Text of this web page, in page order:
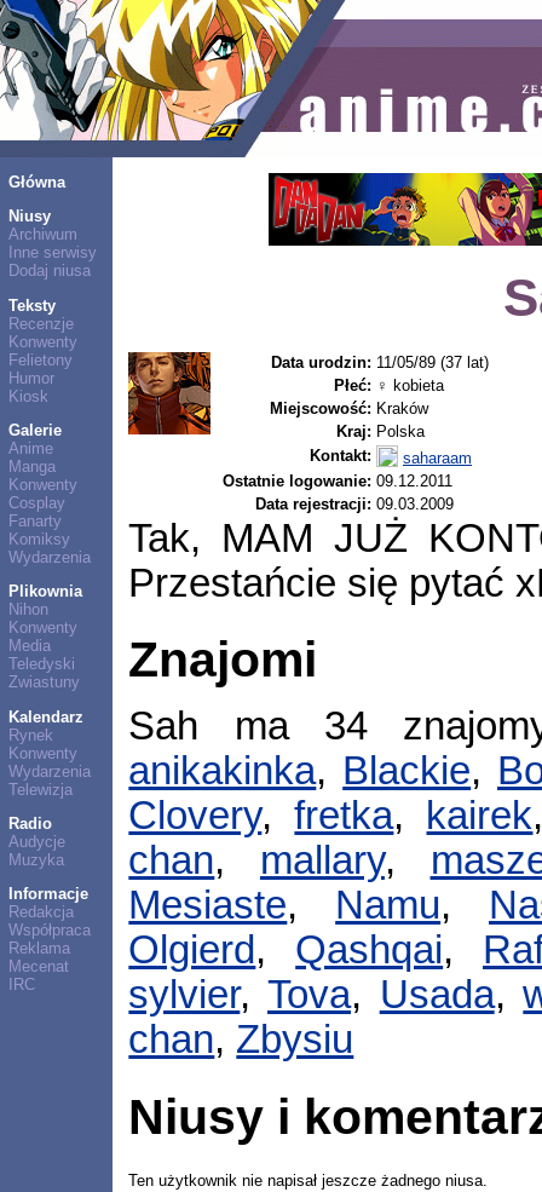
Główna
Niusy
Archiwum
Inne serwisy
Dodaj niusa
Teksty
Recenzje
Konwenty
Felietony
Humor
Kiosk
Galerie
Anime
Manga
Konwenty
Cosplay
Fanarty
Komiksy
Wydarzenia
Plikownia
Nihon
Konwenty
Media
Teledyski
Zwiastuny
Kalendarz
Rynek
Konwenty
Wydarzenia
Telewizja
Radio
Audycje
Muzyka
Informacje
Redakcja
Współpraca
Reklama
Mecenat
IRC
Data urodzin: 11/05/89 (37 lat)
Płeć: ♀ kobieta
Miejscowość: Kraków
Kraj: Polska
Kontakt:
saharaam
Ostatnie logowanie: 09.12.2011
Data rejestracji: 09.03.2009
Tak, MAM JUŻ
Przestańcie się pytać
Znajomi
Sah ma 34
anikakinka, Blackie,
Clovery,fretka, kairek
chan, mallary,
Mesiaste, Namu,
Olgierd, Qashqai,
sylvier, Tova, Usada,
chan, Zbysiu
Niusy i
Ten użytkownik nie napisał jeszcze żadnego niusa.